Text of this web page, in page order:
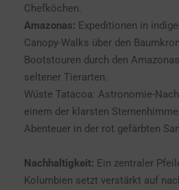
Chefköchen.
Amazonas: Expeditionen in
Canopy-Walks über den
Bootstouren durch den
seltener Tierarten.
Wüste Tatacoa: Astronomie-
einem der klarsten
Abenteuer in der rot gefärbten
Nachhaltigkeit: Ein zentraler
Kolumbien setzt verstärkt auf